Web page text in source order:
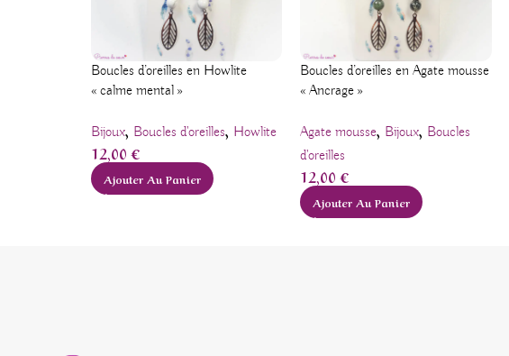
Boucles d’oreilles en Howlite
« calme mental »
Bijoux, Boucles d'oreilles, Howlite
12,00€
Ajouter Au Panier
Boucles d’oreilles en Agate mousse
« Ancrage »
Agate mousse, Bijoux, Boucles
d'oreilles
12,00€
Ajouter Au Panier